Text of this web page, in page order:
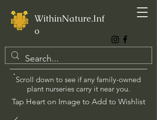
WithinNature.Inf
o
Scroll down to see if any family-owned
plant nurseries carry it near you.
Tap Heart on Image to Add to Wishlist